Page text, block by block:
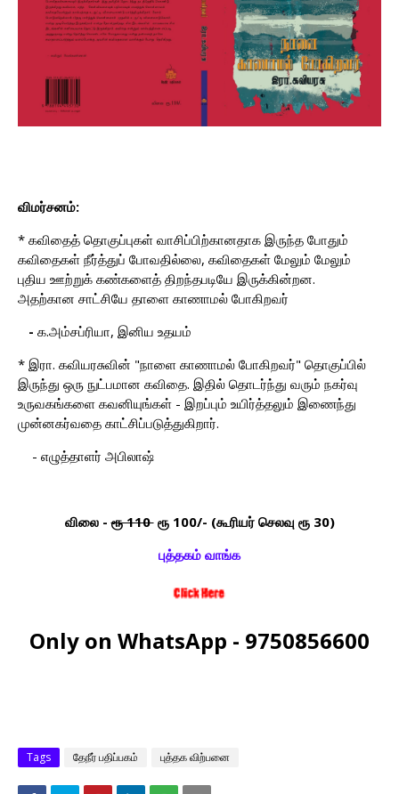
விமர்சனம்:
* கவிதைத் தொகுப்புகள் வாசிப்பிற்கானதாக இருந்த போதும்
கவிதைகள் நீர்த்துப் போவதில்லை, கவிதைகள் மேலும் மேலும்
புதிய ஊற்றுக் கண்களைத் திறந்தபடியே இருக்கின்றன.
அதற்கான சாட்சியே தாளை காணாமல் போகிறவர்
- க.அம்சப்ரியா, இனிய உதயம்
* இரா. கவியரசுவின் "நாளை காணாமல் போகிறவர்" தொகுப்பில்
இருந்து ஒரு நுட்பமான கவிதை. இதில் தொடர்ந்து வரும் நகர்வு
உருவகங்களை கவனியுங்கள் - இறப்பும் உயிர்த்தலும் இணைந்து
முன்னகர்வதை காட்சிப்படுத்துகிறார்.
- எழுத்தாளர் அபிலாஷ்
விலை -ரூ 110ரூ 100/- (கூரியர் செலவு ரூ 30)
புத்தகம் வாங்க
Only on WhatsApp - 9750856600
Tags தேநீர் பதிப்பகம் புத்தக விற்பனை